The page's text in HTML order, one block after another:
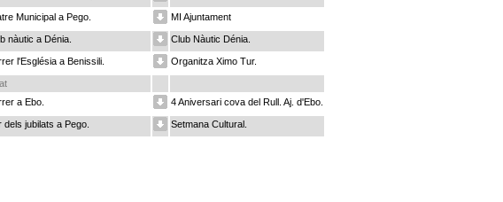
Municipal a Pego. MI Ajuntament
nàutic a Dénia. Club Nàutic Dénia.
l'Església a Benissili. Organitza Ximo Tur.
a Ebo. 4 Aniversari cova del Rull. Aj. d'Ebo.
jubilats a Pego. Setmana Cultural.